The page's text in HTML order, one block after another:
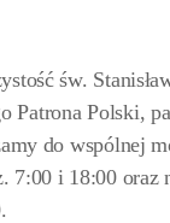
św.
Patrona Polski,
do wspólnej
7:00 i 18:00 oraz